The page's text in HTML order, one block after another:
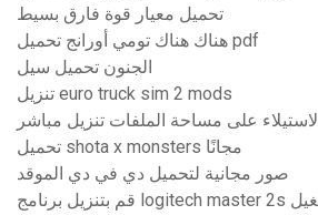
تحميل معيار قوة فارق بسيط
هناك هناك تومي أورانج تحميل pdf
الجنون تحميل سيل
تنزيل euro truck sim 2 mods
الاستيلاء على مساحة الملفات تنزيل مباشر
تحميل shota x monsters مجانًا
صور مجانية لتحميل دي في دي الموقد
قم بتنزيل برنامج logitech master 2s لنظام التشغيل windows